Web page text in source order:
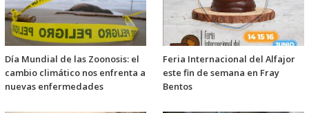
Día Mundial de las Zoonosis: el
cambio climático nos enfrenta a
nuevas enfermedades
Feria Internacional del Alfajor
este fin de semana en Fray
Bentos